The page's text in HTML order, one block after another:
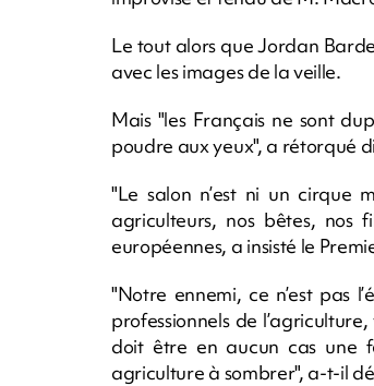
Le tout alors que Jordan
avec les images de la veille.
Mais "les Français ne sont
poudre aux yeux", a rétorqué
"Le salon n’est ni un cirque
agriculteurs, nos bêtes, nos
européennes, a insisté le
"Notre ennemi, ce n’est pas
professionnels de
doit être en aucun cas une
agriculture à sombrer", a-t-il